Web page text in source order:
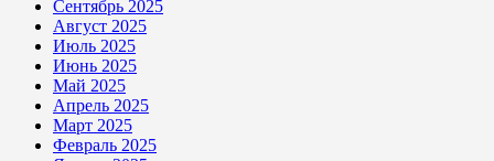
Сентябрь 2025
Август 2025
Июль 2025
Июнь 2025
Май 2025
Апрель 2025
Март 2025
Февраль 2025